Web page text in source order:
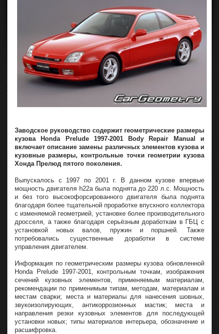
Заводское руководство содержит геометрические размеры
кузова Honda Prelude 1997-2001 Body Repair Manual и
включает описание замены различных элементов кузова и
кузовные размеры, контрольные точки геометрии кузова
Хонда Прелюд пятого поколения.
Выпускалось с 1997 по 2001 г. В данном кузове впервые
мощность двигателя h22a была поднята до 220 л.с. Мощность
и без того высокофорсированного двигателя была поднята
благодаря более тщательной проработке впускного коллектора
с изменяемой геометрией, установке более производительного
дросселя, а также благодаря серьёзным доработкам в ГБЦ с
установкой новых валов, пружин и поршней. Также
потребовались существенные доработки в системе
управления двигателем.
Информация по геометрическим размеры кузова обновленной
Honda Prelude 1997-2001, контрольным точкам, изображения
сечений кузовных элементов, применяемым материалам,
рекомендации по применимым типам, методам, материалам и
местам сварки; места и материалы для нанесения шовных,
звукоизолирующих, антикоррозионных мастик; места и
направления резки кузовных элементов для последующей
установки новых; типы материалов интерьера, обозначение и
расшифровка.